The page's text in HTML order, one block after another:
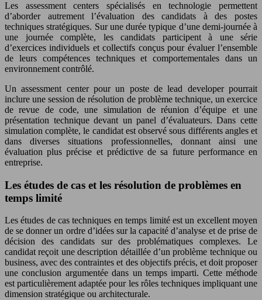
Les assessment centers spécialisés en technologie permettent
d’aborder autrement l’évaluation des candidats à des postes
techniques stratégiques. Sur une durée typique d’une demi-journée à
une journée complète, les candidats participent à une série
d’exercices individuels et collectifs conçus pour évaluer l’ensemble
de leurs compétences techniques et comportementales dans un
environnement contrôlé.
Un assessment center pour un poste de lead developer pourrait
inclure une session de résolution de problème technique, un exercice
de revue de code, une simulation de réunion d’équipe et une
présentation technique devant un panel d’évaluateurs. Dans cette
simulation complète, le candidat est observé sous différents angles et
dans diverses situations professionnelles, donnant ainsi une
évaluation plus précise et prédictive de sa future performance en
entreprise.
Les études de cas et les résolution de problèmes en
temps limité
Les études de cas techniques en temps limité est un excellent moyen
de se donner un ordre d’idées sur la capacité d’analyse et de prise de
décision des candidats sur des problématiques complexes. Le
candidat reçoit une description détaillée d’un problème technique ou
business, avec des contraintes et des objectifs précis, et doit proposer
une conclusion argumentée dans un temps imparti. Cette méthode
est particulièrement adaptée pour les rôles techniques impliquant une
dimension stratégique ou architecturale.